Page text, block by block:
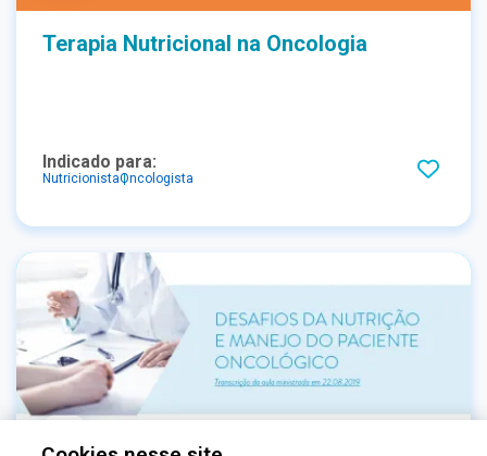
Terapia Nutricional na Oncologia
Indicado para:
NutricionistaOncologista